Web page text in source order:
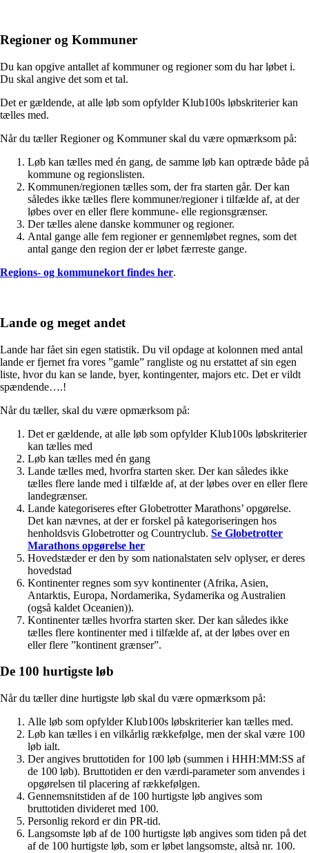
Regioner og Kommuner
Du kan opgive antallet af kommuner og regioner som du har løbet i.
Du skal angive det som et tal.
Det er gældende, at alle løb som opfylder Klub100s løbskriterier kan
tælles med.
Når du tæller Regioner og Kommuner skal du være opmærksom på:
Løb kan tælles med én gang, de samme løb kan optræde både på
kommune og regionslisten.
Kommunen/regionen tælles som, der fra starten går. Der kan
således ikke tælles flere kommuner/regioner i tilfælde af, at der
løbes over en eller flere kommune- elle regionsgrænser.
Der tælles alene danske kommuner og regioner.
Antal gange alle fem regioner er gennemløbet regnes, som det
antal gange den region der er løbet færreste gange.
Regions- og kommunekort findes her.
Lande og meget andet
Lande har fået sin egen statistik. Du vil opdage at kolonnen med antal
lande er fjernet fra vores ”gamle” rangliste og nu erstattet af sin egen
liste, hvor du kan se lande, byer, kontingenter, majors etc. Det er vildt
spændende….!
Når du tæller, skal du være opmærksom på:
Det er gældende, at alle løb som opfylder Klub100s løbskriterier
kan tælles med
Løb kan tælles med én gang
Lande tælles med, hvorfra starten sker. Der kan således ikke
tælles flere lande med i tilfælde af, at der løbes over en eller flere
landegrænser.
Lande kategoriseres efter Globetrotter Marathons’ opgørelse.
Det kan nævnes, at der er forskel på kategoriseringen hos
henholdsvis Globetrotter og Countryclub. Se Globetrotter
Marathons opgørelse her
Hovedstæder er den by som nationalstaten selv oplyser, er deres
hovedstad
Kontinenter regnes som syv kontinenter (Afrika, Asien,
Antarktis, Europa, Nordamerika, Sydamerika og Australien
(også kaldet Oceanien)).
Kontinenter tælles hvorfra starten sker. Der kan således ikke
tælles flere kontinenter med i tilfælde af, at der løbes over en
eller flere ”kontinent grænser”.
De 100 hurtigste løb
Når du tæller dine hurtigste løb skal du være opmærksom på:
Alle løb som opfylder Klub100s løbskriterier kan tælles med.
Løb kan tælles i en vilkårlig rækkefølge, men der skal være 100
løb ialt.
Der angives bruttotiden for 100 løb (summen i HHH:MM:SS af
de 100 løb). Bruttotiden er den værdi-parameter som anvendes i
opgørelsen til placering af rækkefølgen.
Gennemsnitstiden af de 100 hurtigste løb angives som
bruttotiden divideret med 100.
Personlig rekord er din PR-tid.
Langsomste løb af de 100 hurtigste løb angives som tiden på det
af de 100 hurtigste løb, som er løbet langsomste, altså nr. 100.